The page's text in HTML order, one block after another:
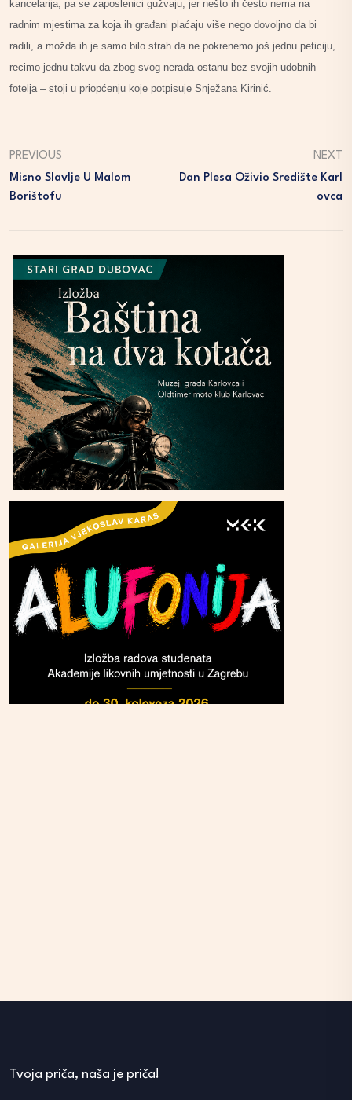
kancelarija, pa se zaposlenici gužvaju, jer nešto ih često nema na
radnim mjestima za koja ih građani plaćaju više nego dovoljno da bi
radili, a možda ih je samo bilo strah da ne pokrenemo još jednu peticiju,
recimo jednu takvu da zbog svog nerada ostanu bez svojih udobnih
fotelja – stoji u priopćenju koje potpisuje Snježana Kirinić.
PREVIOUS
Misno Slavlje U Malom
Borištofu
NEXT
Dan Plesa Oživio Središte Karl
Ovca
Tvoja priča, naša je priča!